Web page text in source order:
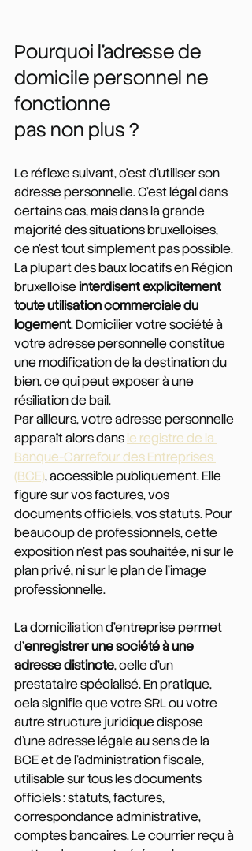
Pourquoi l’adresse de
domicile personnel ne
fonctionne
pas non plus ?
Le réflexe suivant, c'est d'utiliser son
adresse personnelle. C'est légal dans
certains cas, mais dans la grande
majorité des situations bruxelloises,
ce n'est tout simplement pas possible.
La plupart des baux locatifs en Région
bruxelloise interdisent explicitement
toute utilisation commerciale du
logement. Domicilier votre société à
votre adresse personnelle constitue
une modification de la destination du
bien, ce qui peut exposer à une
résiliation de bail.
Par ailleurs, votre adresse personnelle
apparaît alors dans le registre de la
Banque-Carrefour des Entreprises
(BCE), accessible publiquement. Elle
figure sur vos factures, vos
documents officiels, vos statuts. Pour
beaucoup de professionnels, cette
exposition n'est pas souhaitée, ni sur le
plan privé, ni sur le plan de l'image
professionnelle.
La domiciliation d’entreprise permet
d'enregistrer une société à une
adresse distincte, celle d'un
prestataire spécialisé. En pratique,
cela signifie que votre SRL ou votre
autre structure juridique dispose
d'une adresse légale au sens de la
BCE et de l'administration fiscale,
utilisable sur tous les documents
officiels : statuts, factures,
correspondance administrative,
comptes bancaires. Le courrier reçu à